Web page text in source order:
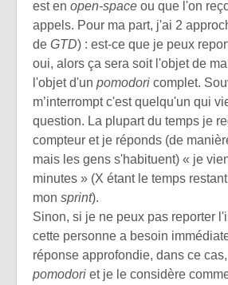
est en open-space ou que l'on
appels. Pour ma part, j'ai 2
de GTD) : est-ce que je peux
oui, alors ça sera soit l'objet de
l'objet d'un pomodori complet.
m’interrompt c'est quelqu'un qui
question. La plupart du temps je
compteur et je réponds (de
mais les gens s'habituent) « je
minutes » (X étant le temps
mon sprint).
Sinon, si je ne peux pas reporter
cette personne a besoin
réponse approfondie, dans ce
pomodori et je le considère